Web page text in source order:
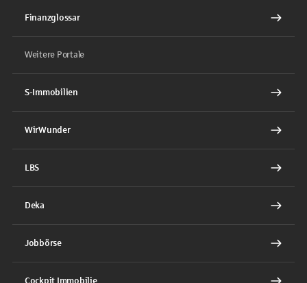
Finanzglossar
Weitere Portale
S-Immobilien
WirWunder
LBS
Deka
Jobbörse
Cockpit Immobilie